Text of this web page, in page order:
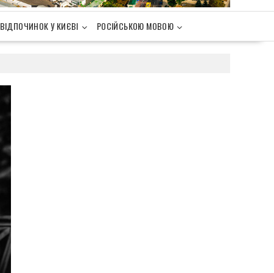
ВІДПОЧИНОК У КИЄВІ РОСІЙСЬКОЮ МОВОЮ